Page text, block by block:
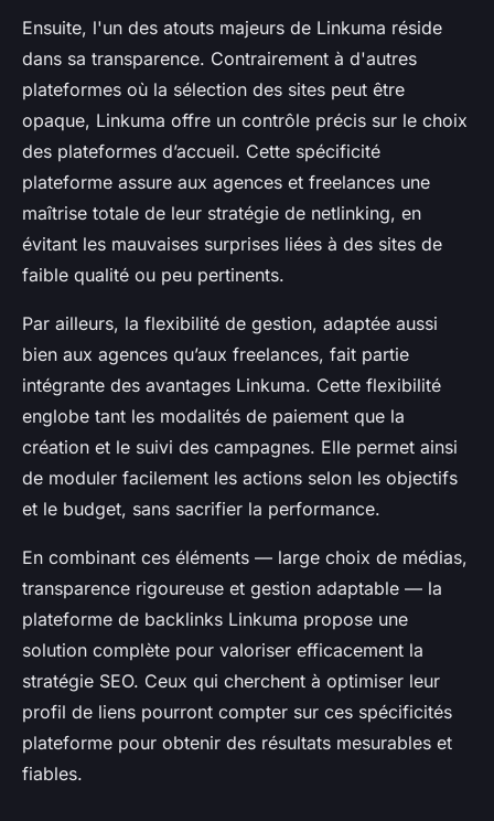
Ensuite, l'un des atouts majeurs de Linkuma réside
dans sa transparence. Contrairement à d'autres
plateformes où la sélection des sites peut être
opaque, Linkuma offre un contrôle précis sur le choix
des plateformes d’accueil. Cette spécificité
plateforme assure aux agences et freelances une
maîtrise totale de leur stratégie de netlinking, en
évitant les mauvaises surprises liées à des sites de
faible qualité ou peu pertinents.
Par ailleurs, la flexibilité de gestion, adaptée aussi
bien aux agences qu’aux freelances, fait partie
intégrante des avantages Linkuma. Cette flexibilité
englobe tant les modalités de paiement que la
création et le suivi des campagnes. Elle permet ainsi
de moduler facilement les actions selon les objectifs
et le budget, sans sacrifier la performance.
En combinant ces éléments — large choix de médias,
transparence rigoureuse et gestion adaptable — la
plateforme de backlinks Linkuma propose une
solution complète pour valoriser efficacement la
stratégie SEO. Ceux qui cherchent à optimiser leur
profil de liens pourront compter sur ces spécificités
plateforme pour obtenir des résultats mesurables et
fiables.